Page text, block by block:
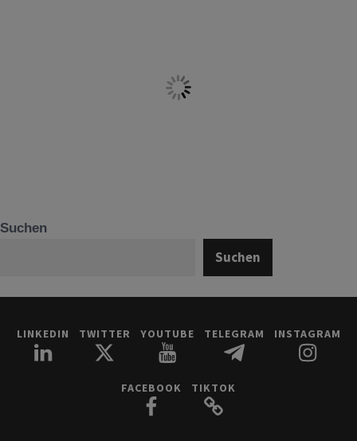
Suchen
Suchen
LINKEDIN TWITTER YOUTUBE TELEGRAM INSTAGRAM
FACEBOOK TIKTOK